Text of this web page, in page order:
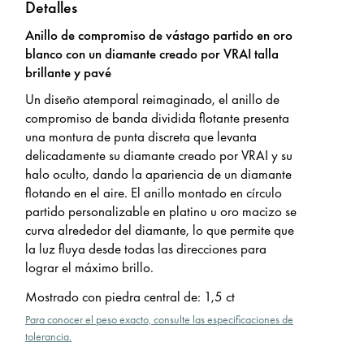
Detalles
Anillo de compromiso de vástago partido en oro
blanco con un diamante creado por VRAI talla
brillante y pavé
Un diseño atemporal reimaginado, el anillo de
compromiso de banda dividida flotante presenta
una montura de punta discreta que levanta
delicadamente su diamante creado por VRAI y su
halo oculto, dando la apariencia de un diamante
flotando en el aire. El anillo montado en círculo
partido personalizable en platino u oro macizo se
curva alrededor del diamante, lo que permite que
la luz fluya desde todas las direcciones para
lograr el máximo brillo.
Mostrado con piedra central de: 1,5 ct
Para conocer el peso exacto, consulte las especificaciones de
tolerancia.